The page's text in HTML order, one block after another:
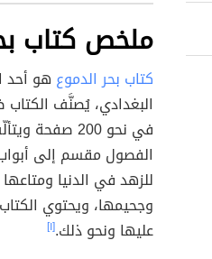
ملخص كتاب
كتاب بحر الدموع هو أحد
البغدادي، يُصنَّف
الفصول مقسم إلى
للزهد في الدنيا
وجحيمها، ويحتوي
عليها ونحو ذلك.[١]